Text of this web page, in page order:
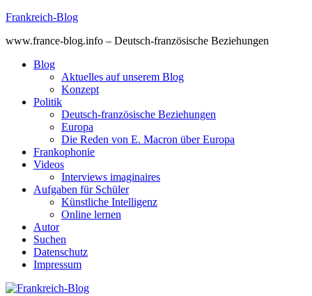
Skip
content
Frankreich-Blog
www.france-blog.info – Deutsch-französische Beziehungen
Blog
Aktuelles auf unserem Blog
Konzept
Politik
Deutsch-französische Beziehungen
Europa
Die Reden von E. Macron über Europa
Frankophonie
Videos
Interviews imaginaires
Aufgaben für Schüler
Künstliche Intelligenz
Online lernen
Autor
Suchen
Datenschutz
Impressum